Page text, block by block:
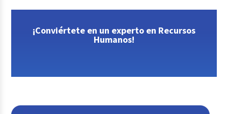
¡Conviértete en un experto en Recursos
Humanos!